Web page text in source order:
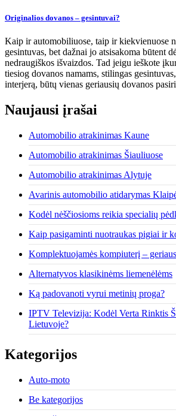
Originalios dovanos – gesintuvai?
Kaip ir automobiliuose, taip ir kiekvienuose
gesintuvas, bet dažnai jo atsisakoma būtent
nedraugiškos išvaizdos. Tad jeigu ieškote
tiesiog dovanos namams, stilingas
interjerą, būtų vienas geriausių dovanos
Naujausi įrašai
Automobilio atrakinimas Kaune
Automobilio atrakinimas Šiauliuose
Automobilio atrakinimas Alytuje
Avarinis automobilio atidarymas
Kodėl nėščiosioms reikia specialių
Kaip pasigaminti nuotraukas pigiai ir
Komplektuojamės kompiuterį –
Alternatyvos klasikinėms liemenėlėms
Ką padovanoti vyrui metinių proga?
IPTV Televizija: Kodėl Verta Rinktis
Lietuvoje?
Kategorijos
Auto-moto
Be kategorijos